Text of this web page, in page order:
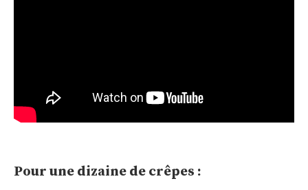
Pour une dizaine de crêpes :